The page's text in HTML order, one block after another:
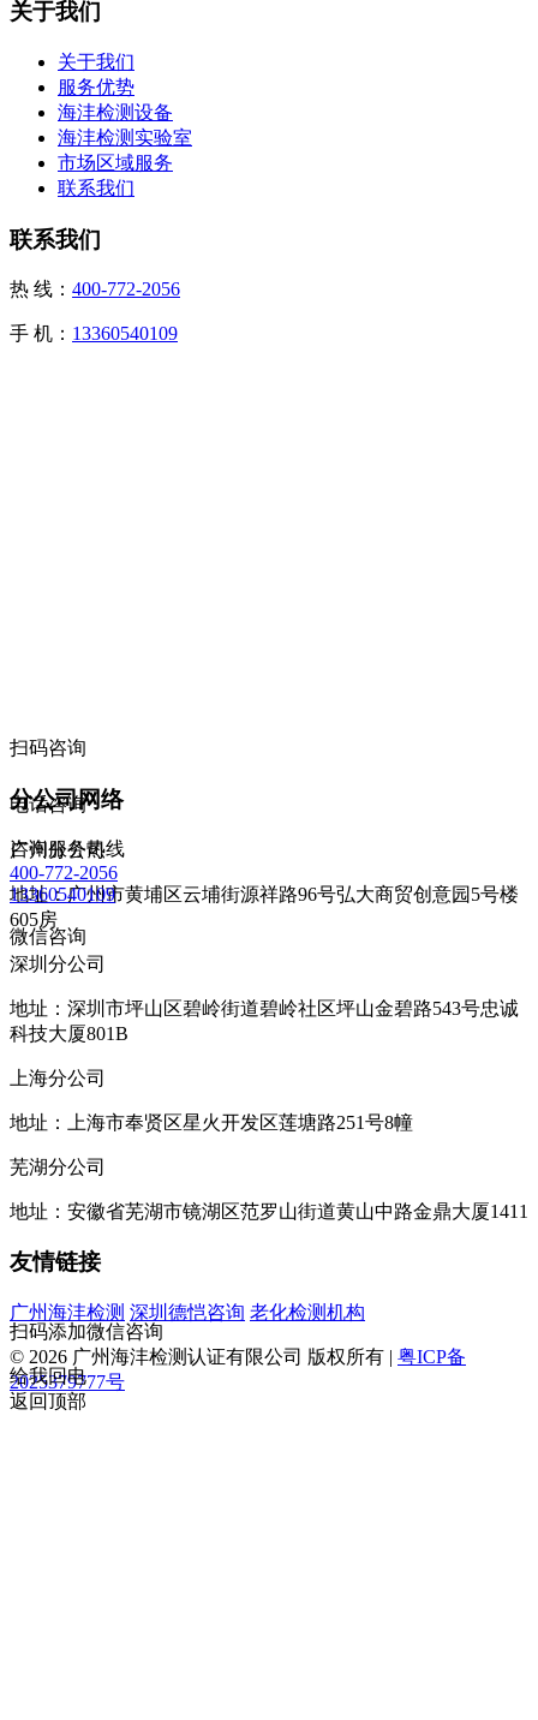
关于我们
关于我们
服务优势
海沣检测设备
海沣检测实验室
市场区域服务
联系我们
联系我们
热 线： 400-772-2056
手 机： 13360540109
扫码咨询
分公司网络
广州分公司
地址：广州市黄埔区云埔街源祥路96号弘大商贸创意园5号楼
605房
深圳分公司
地址：深圳市坪山区碧岭街道碧岭社区坪山金碧路543号忠诚
科技大厦801B
上海分公司
地址：上海市奉贤区星火开发区莲塘路251号8幢
芜湖分公司
地址：安徽省芜湖市镜湖区范罗山街道黄山中路金鼎大厦1411
友情链接
广州海沣检测 深圳德恺咨询 老化检测机构
© 2026 广州海沣检测认证有限公司 版权所有 | 粤ICP备
2025379777号
电话咨询
咨询服务热线
400-772-2056
13360540109
微信咨询
扫码添加微信咨询
给我回电
返回顶部